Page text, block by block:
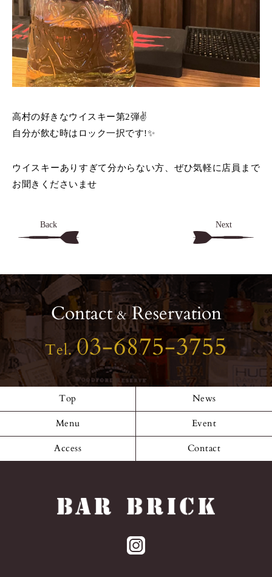
高村の好きなウイスキー第2弾✌️
自分が飲む時はロック一択です!✨️
ウイスキーありすぎて分からない方、 ぜひ気軽に店員まで
お聞きくださいませ
Back Next
Contact&Reservation
Tel.03-6875-3755
Top News
Menu Event
Access Contact